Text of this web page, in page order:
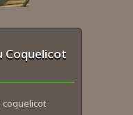
Coquelicot
coquelicot